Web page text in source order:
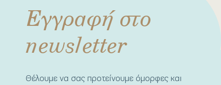
Εγγραφή στο
newsletter
Θέλουμε να σας προτείνουμε όμορφες και